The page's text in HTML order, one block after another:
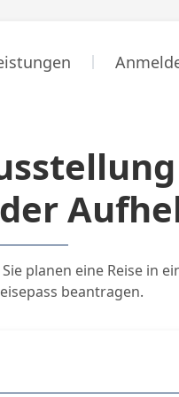
planen eine Reise in
beantragen.